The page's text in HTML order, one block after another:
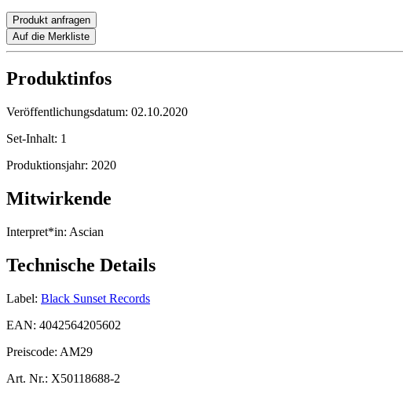
Produkt anfragen
Auf die Merkliste
Produktinfos
Veröffentlichungsdatum: 02.10.2020
Set-Inhalt: 1
Produktionsjahr: 2020
Mitwirkende
Interpret*in: Ascian
Technische Details
Label: Black Sunset Records
EAN: 4042564205602
Preiscode: AM29
Art. Nr.: X50118688-2